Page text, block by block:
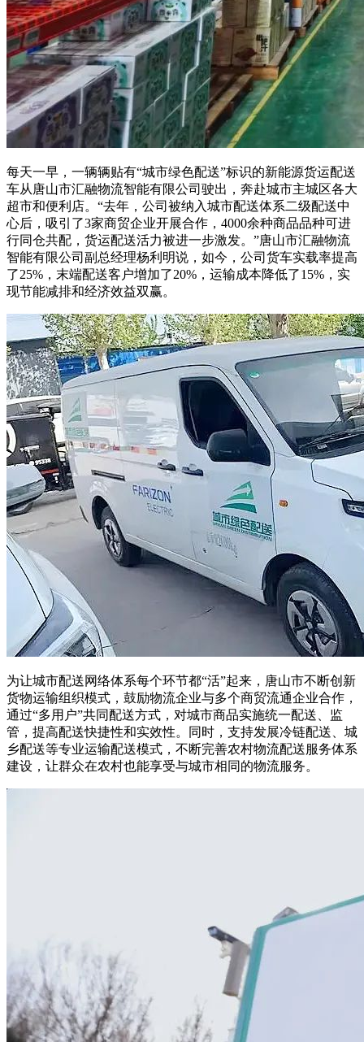
每天一早，一辆辆贴有“城市绿色配送”标识的新能源货运配送
车从唐山市汇融物流智能有限公司驶出，奔赴城市主城区各大
超市和便利店。“去年，公司被纳入城市配送体系二级配送中
心后，吸引了3家商贸企业开展合作，4000余种商品品种可进
行同仓共配，货运配送活力被进一步激发。”唐山市汇融物流
智能有限公司副总经理杨利明说，如今，公司货车实载率提高
了25%，末端配送客户增加了20%，运输成本降低了15%，实
现节能减排和经济效益双赢。
为让城市配送网络体系每个环节都“活”起来，唐山市不断创新
货物运输组织模式，鼓励物流企业与多个商贸流通企业合作，
通过“多用户”共同配送方式，对城市商品实施统一配送、监
管，提高配送快捷性和实效性。同时，支持发展冷链配送、城
乡配送等专业运输配送模式，不断完善农村物流配送服务体系
建设，让群众在农村也能享受与城市相同的物流服务。